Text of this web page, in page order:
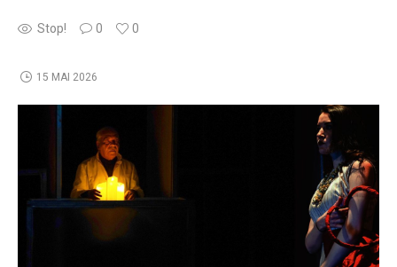
Stop! 0 0
15 MAI 2026